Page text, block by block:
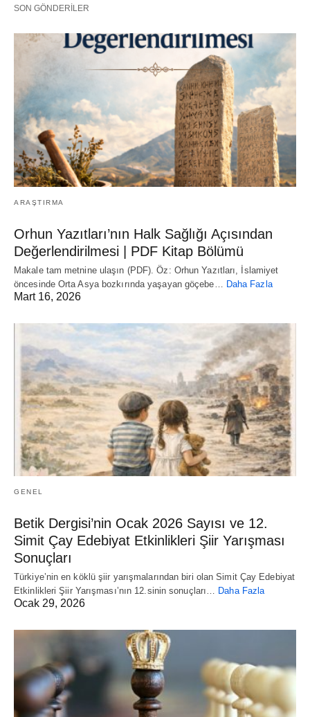
SON GÖNDERILER
ARAŞTIRMA
Orhun Yazıtları’nın Halk Sağlığı Açısından
Değerlendirilmesi | PDF Kitap Bölümü
Makale tam metnine ulaşın (PDF). Öz: Orhun Yazıtları, İslamiyet
öncesinde Orta Asya bozkırında yaşayan göçebe… Daha Fazla
Mart 16, 2026
GENEL
Betik Dergisi’nin Ocak 2026 Sayısı ve 12.
Simit Çay Edebiyat Etkinlikleri Şiir Yarışması
Sonuçları
Türkiye’nin en köklü şiir yarışmalarından biri olan Simit Çay Edebiyat
Etkinlikleri Şiir Yarışması’nın 12.sinin sonuçları… Daha Fazla
Ocak 29, 2026